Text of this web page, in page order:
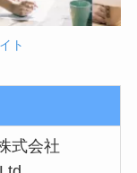
ト
式会社